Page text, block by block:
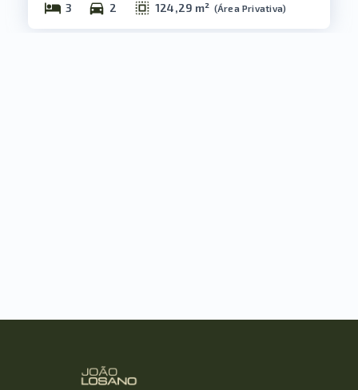
3 2 124,29 m² (Área Privativa)